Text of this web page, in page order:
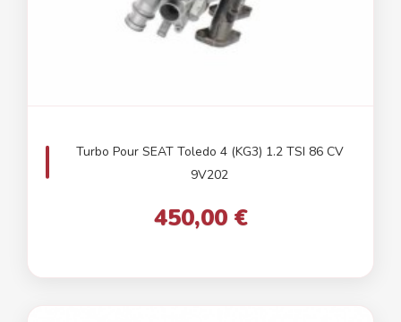
Turbo Pour SEAT Toledo 4 (KG3) 1.2 TSI 86 CV
9V202
450,00 €